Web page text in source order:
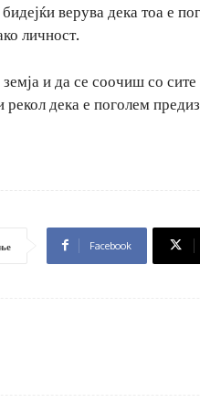
верува дека тоа е
личност.
и да се соочиш со
дека е поголем
Facebook